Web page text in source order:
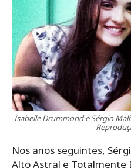
Isabelle Drummond e Sérgio
Nos anos seguintes,
Alto Astral e Totalmente